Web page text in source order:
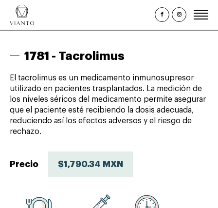
Paquetes y Perfiles
Promociones
Citas
Consulta de Resultados
1781 - Tacrolimus
El tacrolimus es un medicamento inmunosupresor
utilizado en pacientes trasplantados. La medición de
los niveles séricos del medicamento permite asegurar
que el paciente esté recibiendo la dosis adecuada,
reduciendo así los efectos adversos y el riesgo de
rechazo.
Precio $1,790.34 MXN